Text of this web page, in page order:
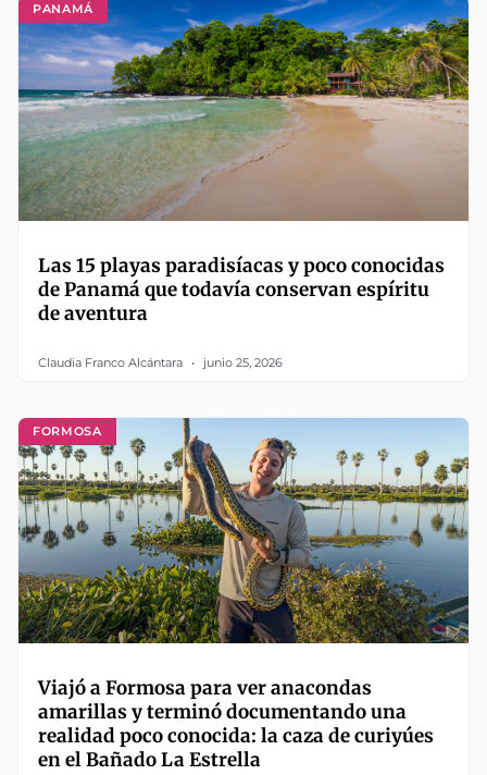
PANAMÁ
Las 15 playas paradisíacas y poco conocidas
de Panamá que todavía conservan espíritu
de aventura
Claudia Franco Alcántara junio 25, 2026
FORMOSA
Viajó a Formosa para ver anacondas
amarillas y terminó documentando una
realidad poco conocida: la caza de curiyúes
en el Bañado La Estrella